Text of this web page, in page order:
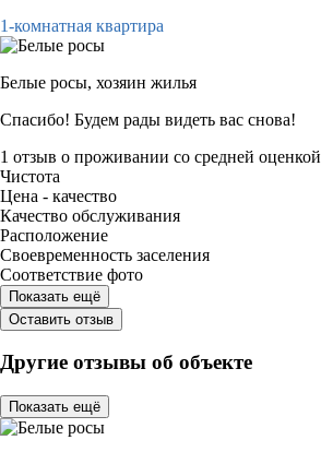
1-комнатная квартира
Белые росы, хозяин жилья
Спасибо! Будем рады видеть вас снова!
1 отзыв о проживании со средней оценкой
Чистота
Цена - качество
Качество обслуживания
Расположение
Своевременность заселения
Соответствие фото
Показать ещё
Оставить отзыв
Другие отзывы об объекте
Показать ещё